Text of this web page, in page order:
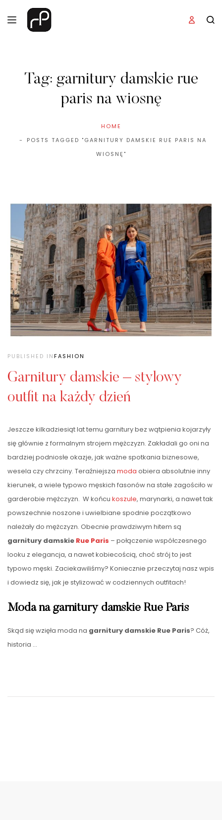
Tag: garnitury damskie rue
paris na wiosnę
HOME
POSTS TAGGED "GARNITURY DAMSKIE RUE PARIS NA
WIOSNĘ"
PUBLISHED INFASHION
Garnitury damskie – stylowy
outfit na każdy dzień
Jeszcze kilkadziesiąt lat temu garnitury bez wątpienia kojarzyły
się głównie z formalnym strojem mężczyzn. Zakładali go oni na
bardziej podniosłe okazje, jak ważne spotkania biznesowe,
wesela czy chrzciny. Teraźniejsza moda obiera absolutnie inny
kierunek, a wiele typowo męskich fasonów na stałe zagościło w
garderobie mężczyzn. W końcu koszule, marynarki, a nawet tak
powszechnie noszone i uwielbiane spodnie początkowo
należały do mężczyzn. Obecnie prawdziwym hitem są
garnitury damskie Rue Paris – połączenie współczesnego
looku z elegancja, a nawet kobiecością, choć strój to jest
typowo męski. Zaciekawiliśmy? Koniecznie przeczytaj nasz wpis
i dowiedz się, jak je stylizować w codziennych outfitach!
Moda na garnitury damskie Rue Paris
Skąd się wzięła moda na garnitury damskie Rue Paris? Cóż,
historia …